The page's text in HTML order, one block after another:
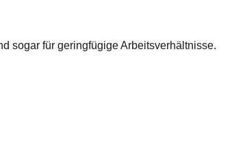
sogar für geringfügige Arbeitsverhältnisse.